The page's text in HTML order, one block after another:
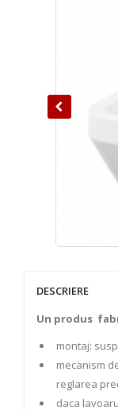
DESCRIERE
Un produs
montaj:
mecanism
reglarea
daca